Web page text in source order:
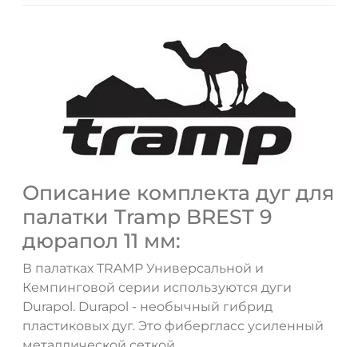
Описание комплекта дуг для
палатки Tramp BREST 9
дюрапол 11 мм:
В палатках TRAMP Универсальной и
Кемпинговой серии используются дуги
Durapol. Durapol - необычный гибрид
пластиковых дуг. Это фибергласс усиленный